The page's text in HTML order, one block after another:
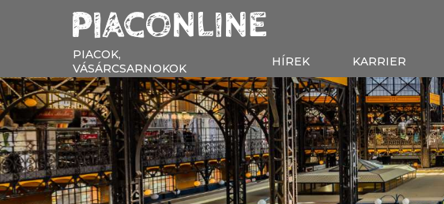
PIACOK,
VÁSÁRCSARNOKOK
HÍREK KARRIER